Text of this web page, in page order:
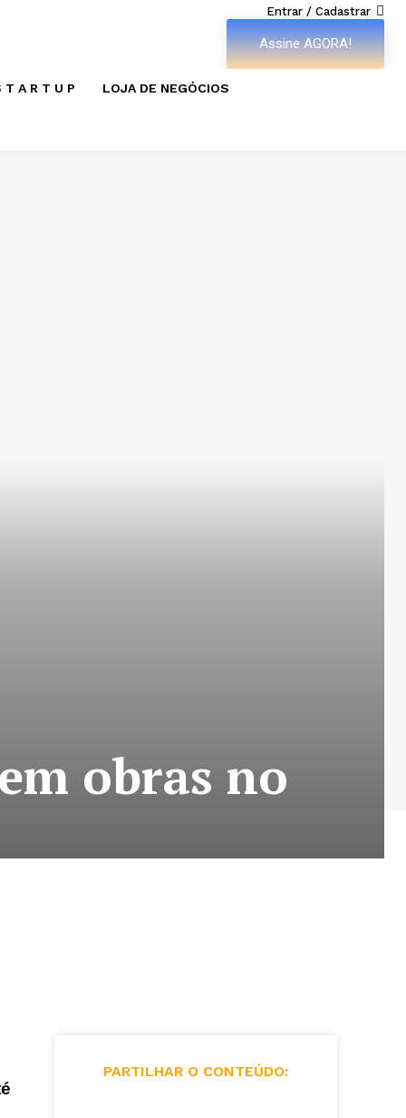
Entrar / Cadastrar
Assine AGORA!
T A R T U P LOJA DE NEGÓCIOS
obras no
PARTILHAR O CONTEÚDO: